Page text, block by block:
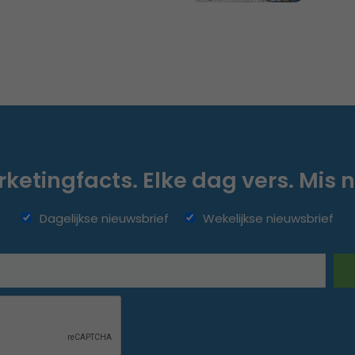
Elke dag vers. Mis
Dagelijkse nieuwsbrief Wekelijkse nieuwsbrief